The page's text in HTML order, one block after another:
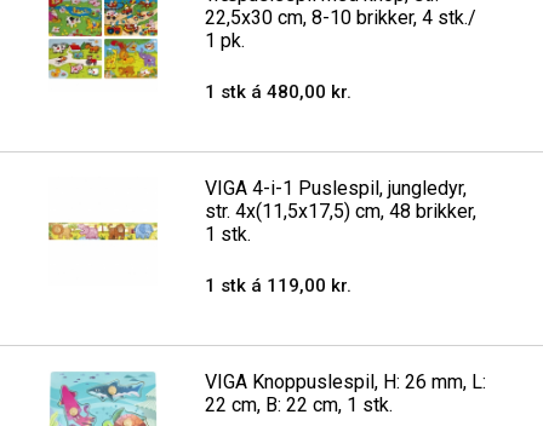
22,5x30 cm, 8-10 brikker, 4 stk./
1 pk.
1 stk á 480,00 kr.
VIGA 4-i-1 Puslespil, jungledyr,
str. 4x(11,5x17,5) cm, 48 brikker,
1 stk.
1 stk á 119,00 kr.
VIGA Knoppuslespil, H: 26 mm, L:
22 cm, B: 22 cm, 1 stk.